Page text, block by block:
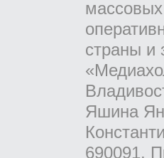
страны и
Яшина
690091,